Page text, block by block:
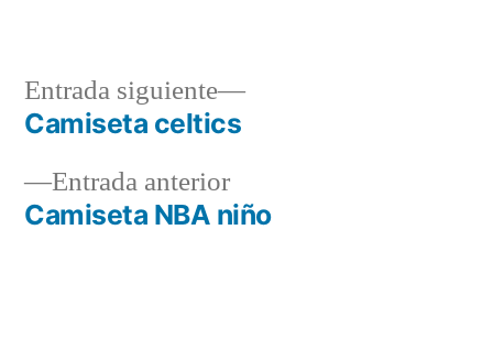
Navegación
deEntrada anteriorEntrada
anterior:
Camiseta NBA niño
Entrada siguiente
Entrada
Camiseta celtics